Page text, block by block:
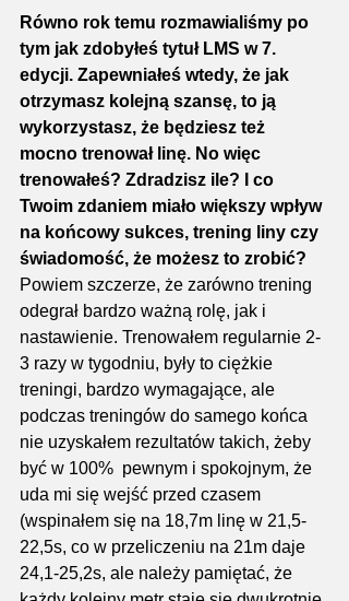
Równo rok temu rozmawialiśmy po
tym jak zdobyłeś tytuł LMS w 7.
edycji. Zapewniałeś wtedy, że jak
otrzymasz kolejną szansę, to ją
wykorzystasz, że będziesz też
mocno trenował linę. No więc
trenowałeś? Zdradzisz ile? I co
Twoim zdaniem miało większy wpływ
na końcowy sukces, trening liny czy
świadomość, że możesz to zrobić?
Powiem szczerze, że zarówno trening
odegrał bardzo ważną rolę, jak i
nastawienie. Trenowałem regularnie 2-
3 razy w tygodniu, były to ciężkie
treningi, bardzo wymagające, ale
podczas treningów do samego końca
nie uzyskałem rezultatów takich, żeby
być w 100%  pewnym i spokojnym, że
uda mi się wejść przed czasem
(wspinałem się na 18,7m linę w 21,5-
22,5s, co w przeliczeniu na 21m daje
24,1-25,2s, ale należy pamiętać, że